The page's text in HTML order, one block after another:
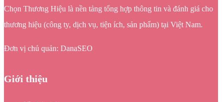
Chọn Thương Hiệu là nền tảng tổng hợp thông tin và đánh giá cho
thương hiệu (công ty, dịch vụ, tiện ích, sản phẩm) tại Việt Nam.
Đơn vị chủ quản: DanaSEO
Giới thiệu